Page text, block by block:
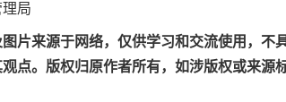
局
图片来源于网络，仅供学习和交流使用，
点。版权归原作者所有，如涉版权或来源